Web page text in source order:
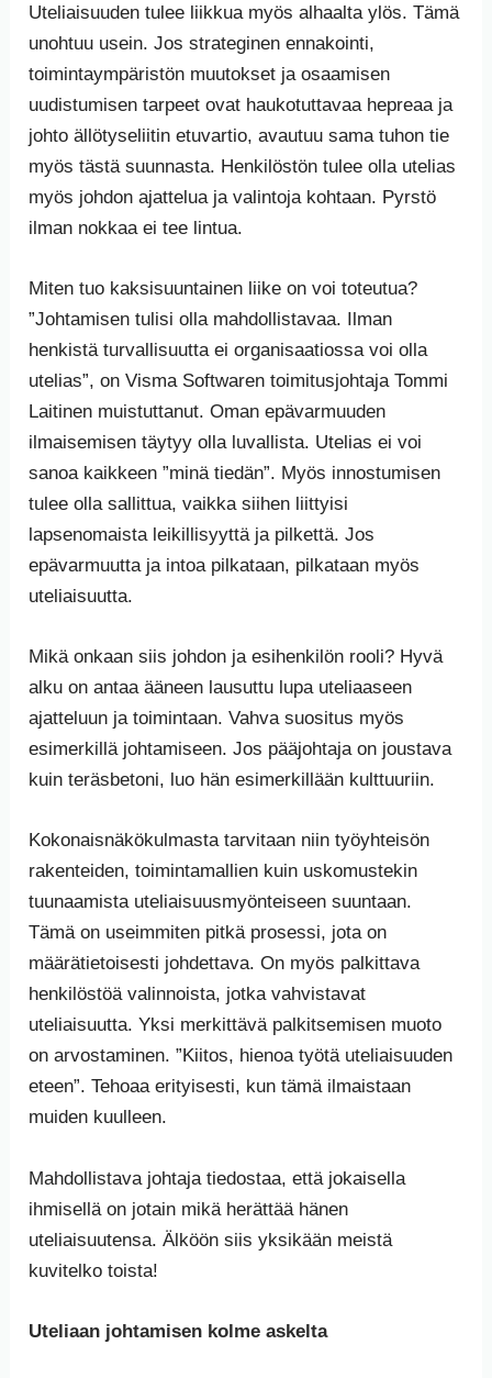
Uteliaisuuden tulee liikkua myös alhaalta ylös. Tämä
unohtuu usein. Jos strateginen ennakointi,
toimintaympäristön muutokset ja osaamisen
uudistumisen tarpeet ovat haukotuttavaa hepreaa ja
johto ällötyseliitin etuvartio, avautuu sama tuhon tie
myös tästä suunnasta. Henkilöstön tulee olla utelias
myös johdon ajattelua ja valintoja kohtaan. Pyrstö
ilman nokkaa ei tee lintua.
Miten tuo kaksisuuntainen liike on voi toteutua?
”Johtamisen tulisi olla mahdollistavaa. Ilman
henkistä turvallisuutta ei organisaatiossa voi olla
utelias”, on Visma Softwaren toimitusjohtaja Tommi
Laitinen muistuttanut. Oman epävarmuuden
ilmaisemisen täytyy olla luvallista. Utelias ei voi
sanoa kaikkeen ”minä tiedän”. Myös innostumisen
tulee olla sallittua, vaikka siihen liittyisi
lapsenomaista leikillisyyttä ja pilkettä. Jos
epävarmuutta ja intoa pilkataan, pilkataan myös
uteliaisuutta.
Mikä onkaan siis johdon ja esihenkilön rooli? Hyvä
alku on antaa ääneen lausuttu lupa uteliaaseen
ajatteluun ja toimintaan. Vahva suositus myös
esimerkillä johtamiseen. Jos pääjohtaja on joustava
kuin teräsbetoni, luo hän esimerkillään kulttuuriin.
Kokonaisnäkökulmasta tarvitaan niin työyhteisön
rakenteiden, toimintamallien kuin uskomustekin
tuunaamista uteliaisuusmyönteiseen suuntaan.
Tämä on useimmiten pitkä prosessi, jota on
määrätietoisesti johdettava. On myös palkittava
henkilöstöä valinnoista, jotka vahvistavat
uteliaisuutta. Yksi merkittävä palkitsemisen muoto
on arvostaminen. ”Kiitos, hienoa työtä uteliaisuuden
eteen”. Tehoaa erityisesti, kun tämä ilmaistaan
muiden kuulleen.
Mahdollistava johtaja tiedostaa, että jokaisella
ihmisellä on jotain mikä herättää hänen
uteliaisuutensa. Älköön siis yksikään meistä
kuvitelko toista!
Uteliaan johtamisen kolme askelta